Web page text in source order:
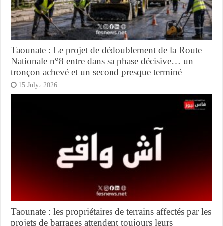
Taounate : Le projet de dédoublement de la Route
Nationale n°8 entre dans sa phase décisive… un
tronçon achevé et un second presque terminé
15 July، 2026
Taounate : les propriétaires de terrains affectés par les
projets de barrages attendent toujours leurs